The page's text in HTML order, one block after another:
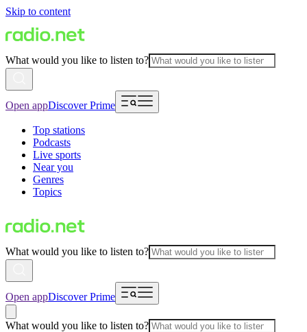
Skip to content
What would you like to listen to?
Open appDiscover Prime
Top stations
Podcasts
Live sports
Near you
Genres
Topics
What would you like to listen to?
Open appDiscover Prime
What would you like to listen to?